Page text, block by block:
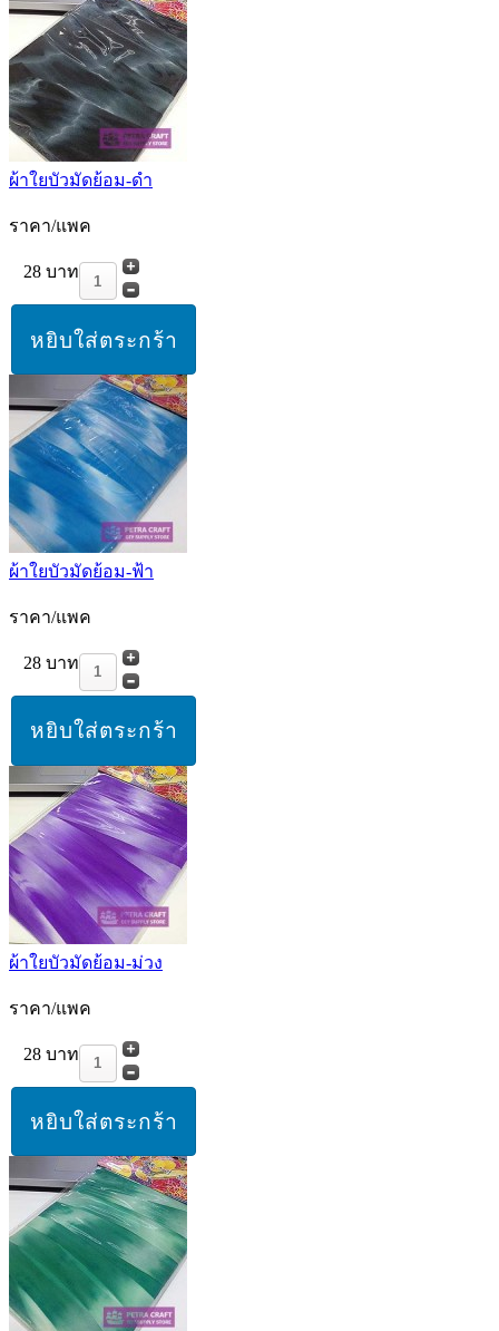
ผ้าใยบัวมัดย้อม-ดำ
ราคา/แพค
28 บาท
ผ้าใยบัวมัดย้อม-ฟ้า
ราคา/แพค
28 บาท
ผ้าใยบัวมัดย้อม-ม่วง
ราคา/แพค
28 บาท